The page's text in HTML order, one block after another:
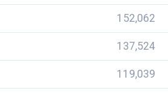
152,062
137,524
119,039